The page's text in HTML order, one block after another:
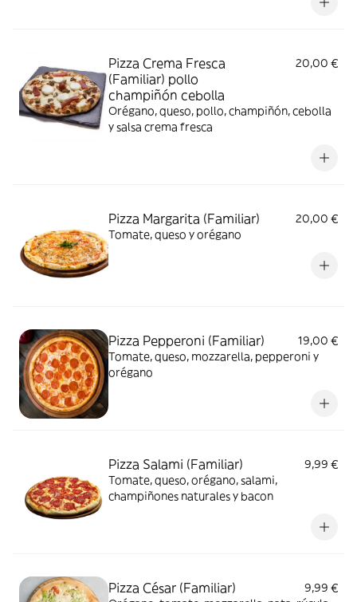
Pizza Crema Fresca
(Familiar) pollo
champiñón cebolla
20,00 €
Orégano, queso, pollo, champiñón, cebolla
y salsa crema fresca
Pizza Margarita (Familiar)
20,00 €
Tomate, queso y orégano
Pizza Pepperoni (Familiar)
19,00 €
Tomate, queso, mozzarella, pepperoni y
orégano
Pizza Salami (Familiar)
9,99 €
Tomate, queso, orégano, salami,
champiñones naturales y bacon
Pizza César (Familiar)
9,99 €